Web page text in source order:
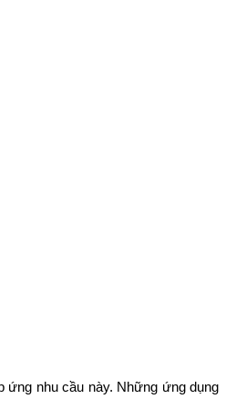
ứng nhu cầu này. Những ứng dụng